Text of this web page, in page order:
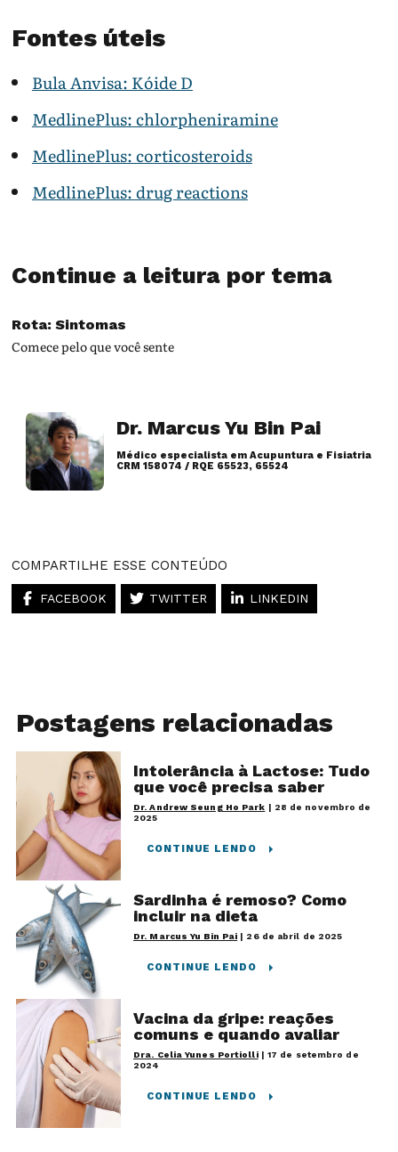
Fontes úteis
Bula Anvisa: Kóide D
MedlinePlus: chlorpheniramine
MedlinePlus: corticosteroids
MedlinePlus: drug reactions
Continue a leitura por tema
Rota: Sintomas
Comece pelo que você sente
Dr. Marcus Yu Bin Pai
Médico especialista em Acupuntura e Fisiatria
CRM 158074 / RQE 65523, 65524
COMPARTILHE ESSE CONTEÚDO
FACEBOOK TWITTER LINKEDIN
Postagens relacionadas
Intolerância à Lactose: Tudo
que você precisa saber
Dr. Andrew Seung Ho Park | 28 de novembro de
2025
CONTINUE LENDO
Sardinha é remoso? Como
incluir na dieta
Dr. Marcus Yu Bin Pai | 26 de abril de 2025
CONTINUE LENDO
Vacina da gripe: reações
comuns e quando avaliar
Dra. Celia Yunes Portiolli| 17 de setembro de
2024
CONTINUE LENDO